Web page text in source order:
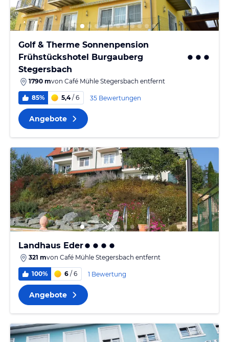
Golf & Therme Sonnenpension
Frühstückshotel Burgauberg
Stegersbach
1790 mvon Café Mühle Stegersbach entfernt
85% 5,4/ 6 35 Bewertungen
Angebote
Landhaus Eder
321 mvon Café Mühle Stegersbach entfernt
100% 6 / 6 1 Bewertung
Angebote